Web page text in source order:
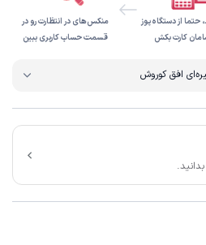
حتما از دستگاه پوز
کارت بکش
منکس‌های در انتظارت رو در
قسمت حساب کاربری ببین
افق کوروش